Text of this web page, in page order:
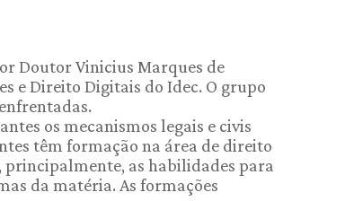
Doutor Vinicius Marques de
e Direito Digitais do Idec. O grupo
os mecanismos legais e civis
têm formação na área de direito
principalmente, as habilidades para
da matéria. As formações